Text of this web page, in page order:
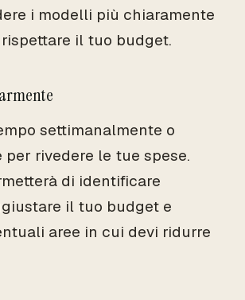
i modelli più chiaramente
il tuo budget.
settimanalmente o
per rivedere le tue spese.
di identificare
il tuo budget e
aree in cui devi ridurre